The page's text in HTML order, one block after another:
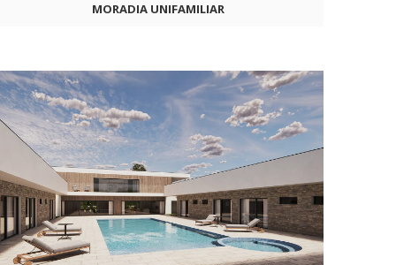
MORADIA UNIFAMILIAR